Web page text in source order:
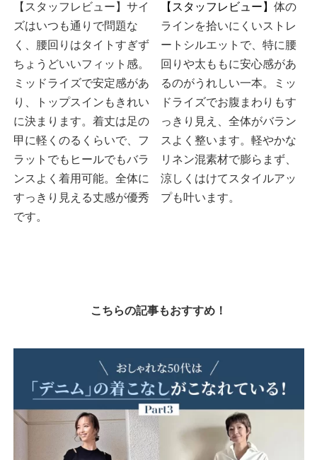
【スタッフレビュー】サイ
ズはいつも通りで問題な
く、腰回りはタイトすぎず
ちょうどいいフィット感。
ミッドライズで安定感があ
り、トップスインもきれい
に決まります。着丈は足の
甲に軽くのるくらいで、フ
ラットでもヒールでもバラ
ンスよく着用可能。全体に
すっきり見える丈感が優秀
です。
【スタッフレビュー】 体の
ラインを拾いにくいストレ
ートシルエットで、特に腰
回りや太ももに安心感があ
るのがうれしい一本。ミッ
ドライズでお腹まわりもす
っきり見え、全体がバラン
スよく整います。軽やかな
リネン混素材で膨らまず、
涼しくはけてスタイルアッ
プも叶います。
こちらの記事もおすすめ！